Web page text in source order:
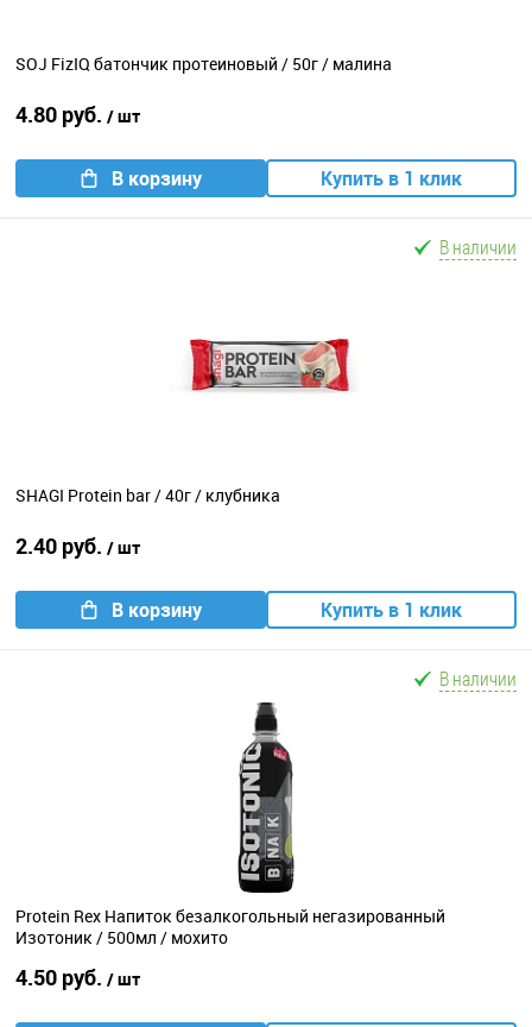
SOJ FizIQ батончик протеиновый / 50г / малина
4.80 руб. / шт
В корзину Купить в 1 клик
В наличии
SHAGI Protein bar / 40г / клубника
2.40 руб. / шт
В корзину Купить в 1 клик
В наличии
Protein Rex Напиток безалкогольный негазированный
Изотоник / 500мл / мохито
4.50 руб. / шт